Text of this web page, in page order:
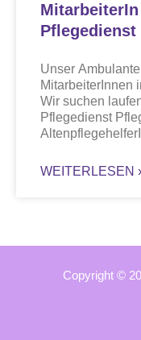
Pflegedienst
Unser
MitarbeiterInnen
Wir suchen
Pflegedienst
WEITERLESEN
Copyright ©